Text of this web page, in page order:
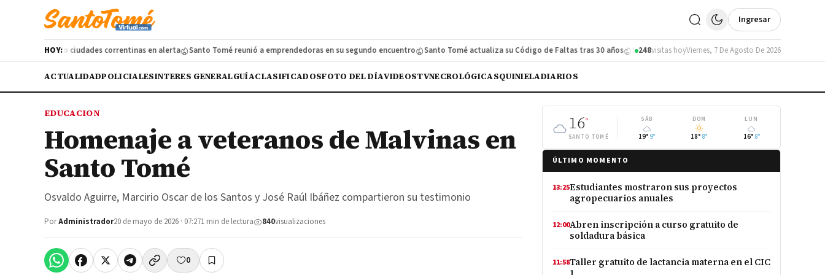
Ingresar
HOY:
cuatro ciudades correntinas en alerta Santo Tomé reunió a emprendedoras en su segundo encuentro Santo Tomé actualiza su Código de Faltas tras 30 años Santo Tomé pide una defensa costera ante la crecida del
248visitas hoyViernes, 7 De Agosto De 2026
ACTUALIDADPOLICIALESINTERES GENERALGUÍACLASIFICADOSFOTO DEL DÍAVIDEOSTVNECROLÓGICASQUINIELADIARIOS
EDUCACION
Homenaje a veteranos de Malvinas en
Santo Tomé
Osvaldo Aguirre, Marcirio Oscar de los Santos y José Raúl Ibáñez compartieron su testimonio
PorAdministrador20 de mayo de 2026 · 07:271 min de lectura 840visualizaciones
0
16°
SANTO TOMÉ
SÁB
19° 9°
DOM
18° 8°
LUN
16° 8°
ÚLTIMO MOMENTO
13:25Estudiantes mostraron sus proyectos
agropecuarios anuales
12:00Abren inscripción a curso gratuito de
soldadura básica
11:58Taller gratuito de lactancia materna en el CIC